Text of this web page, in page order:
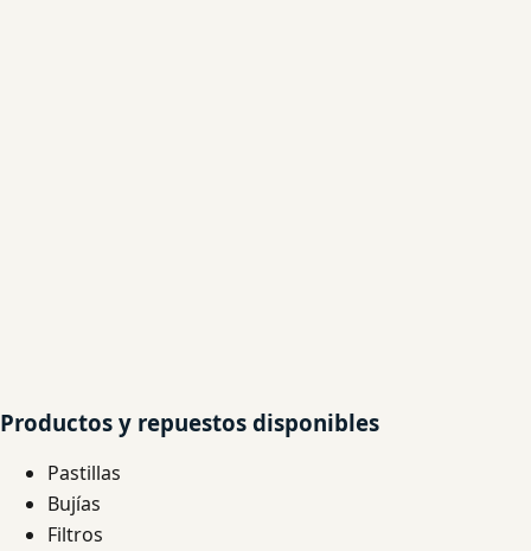
Productos y repuestos disponibles
Pastillas
Bujías
Filtros